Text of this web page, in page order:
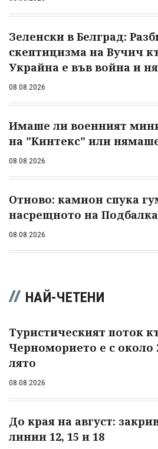
Зеленски в Белград:
скептицизма на Вучич
Украйна е във война и
08.08.2026
Имаше ли военният
на "Кинтекс" или
08.08.2026
Отново: камион спука
насрещното на
08.08.2026
НАЙ-ЧЕТЕНИ
Туристическият поток
Черноморието е с около
лято
08.08.2026
До края на август:
линии 12, 15 и 18